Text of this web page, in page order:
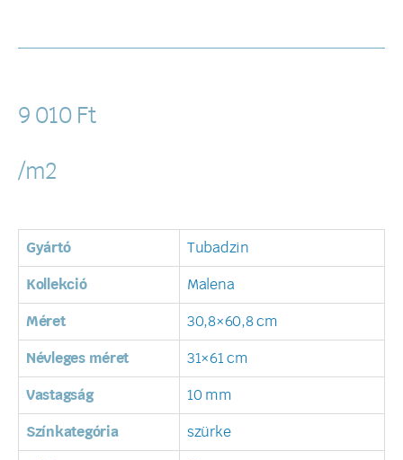
9 010 Ft
/m2
Gyártó Tubadzin
Kollekció Malena
Méret 30,8×60,8 cm
Névleges méret 31×61 cm
Vastagság 10 mm
Színkategória szürke